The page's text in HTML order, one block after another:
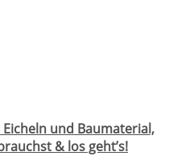
und Baumaterial,
& los geht’s!